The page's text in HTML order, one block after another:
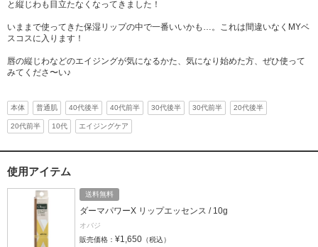
と縦じわも目立たなくなってきました！
いままで使ってきた保湿リップの中で一番いいかも…。これは間違いなくMYベ
スコスに入ります！
唇の縦じわなどのエイジングが気になるかた、気になり始めた方、ぜひ使って
みてくださ〜い♪
本体 普通肌 40代後半 40代前半 30代後半 30代前半 20代後半
20代前半 10代 エイジングケア
使用アイテム
送料無料
ダーマパワーX リップエッセンス / 10g
オバジ
販売価格： ¥1,650 （税込）